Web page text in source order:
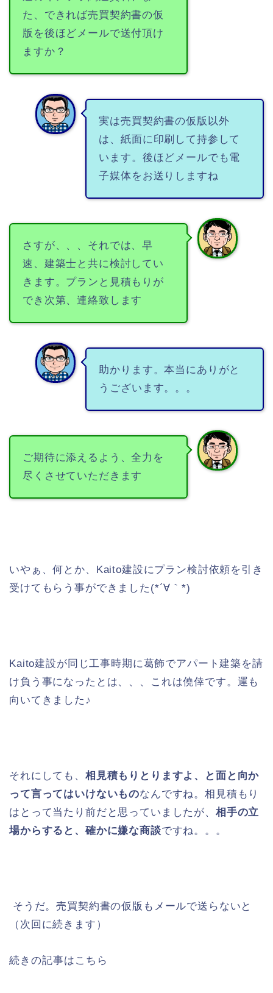
た、できれば売買契約書の仮
版を後ほどメールで送付頂け
ますか？
実は売買契約書の仮版以外
は、紙面に印刷して持参して
います。後ほどメールでも電
子媒体をお送りしますね
さすが、、、それでは、早
速、建築士と共に検討してい
きます。プランと見積もりが
でき次第、連絡致します
助かります。本当にありがと
うございます。。。
ご期待に添えるよう、全力を
尽くさせていただきます
いやぁ、何とか、Kaito建設にプラン検討依頼を引き
受けてもらう事ができました(*´∀｀*)
Kaito建設が同じ工事時期に葛飾でアパート建築を請
け負う事になったとは、、、これは僥倖です。運も
向いてきました♪
それにしても、 相見積もりとりますよ、と面と向か
って言ってはいけないものなんですね。相見積もり
はとって当たり前だと思っていましたが、 相手の立
場からすると、確かに嫌な商談ですね。。。
そうだ。売買契約書の仮版もメールで送らないと
（次回に続きます）
続きの記事はこちら